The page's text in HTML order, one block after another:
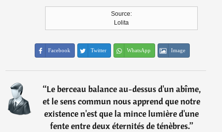
Source:
Lolita
Facebook Twitter WhatsApp Image
“Le berceau balance au-dessus d'un abîme,
et le sens commun nous apprend que notre
existence n'est que la mince lumière d'une
fente entre deux éternités de ténèbres.”